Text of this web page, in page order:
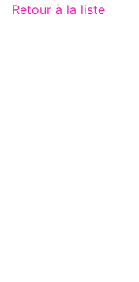
Retour à la liste